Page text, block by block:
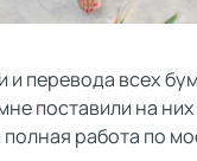
и перевода всех
поставили на
работа по